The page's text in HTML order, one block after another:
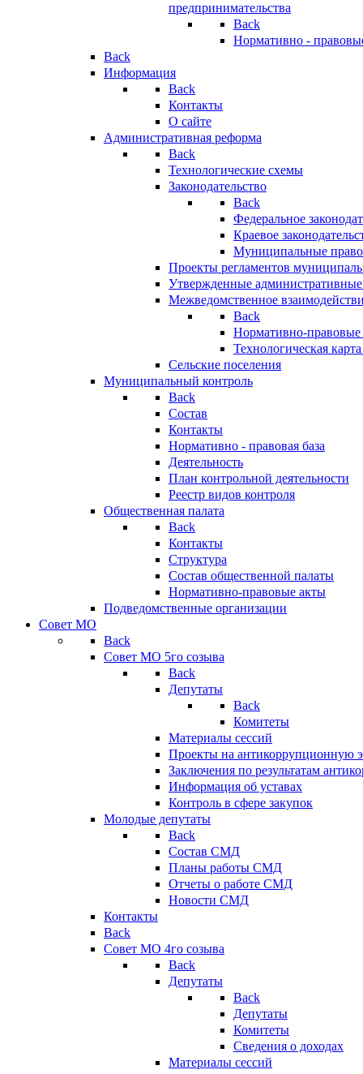
предпринимательства
Back
Нормативно -
Back
Информация
Back
Контакты
О сайте
Административная реформа
Back
Технологические схемы
Законодательство
Back
Федеральное
Краевое
Муниципальные
Проекты регламентов
Утвержденные
Межведомственное
Back
Нормативно-правовые
Технологическая
Сельские поселения
Муниципальный контроль
Back
Состав
Контакты
Нормативно - правовая база
Деятельность
План контрольной деятельности
Реестр видов контроля
Общественная палата
Back
Контакты
Структура
Состав общественной палаты
Нормативно-правовые акты
Подведомственные организации
Совет МО
Back
Совет МО 5го созыва
Back
Депутаты
Back
Комитеты
Материалы сессий
Проекты на антикоррупционную
Заключения по результатам
Информация об уставах
Контроль в сфере закупок
Молодые депутаты
Back
Состав СМД
Планы работы СМД
Отчеты о работе СМД
Новости СМД
Контакты
Back
Совет МО 4го созыва
Back
Депутаты
Back
Депутаты
Комитеты
Сведения о доходах
Материалы сессий